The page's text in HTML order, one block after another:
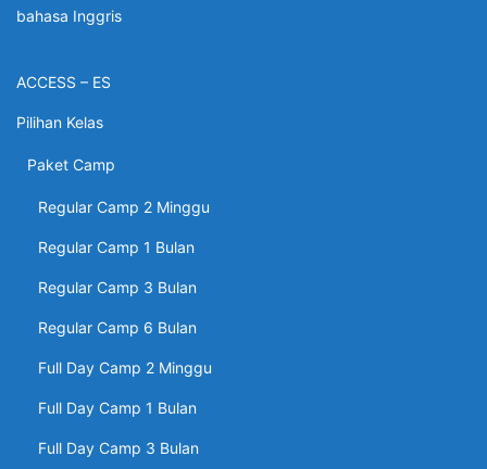
bahasa Inggris
ACCESS – ES
Pilihan Kelas
Paket Camp
Regular Camp 2 Minggu
Regular Camp 1 Bulan
Regular Camp 3 Bulan
Regular Camp 6 Bulan
Full Day Camp 2 Minggu
Full Day Camp 1 Bulan
Full Day Camp 3 Bulan